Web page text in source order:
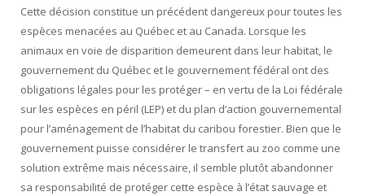
Cette décision constitue un précédent dangereux pour toutes les
espèces menacées au Québec et au Canada. Lorsque les
animaux en voie de disparition demeurent dans leur habitat, le
gouvernement du Québec et le gouvernement fédéral ont des
obligations légales pour les protéger – en vertu de la Loi fédérale
sur les espèces en péril (LEP) et du plan d’action gouvernemental
pour l’aménagement de l’habitat du caribou forestier. Bien que le
gouvernement puisse considérer le transfert au zoo comme une
solution extrême mais nécessaire, il semble plutôt abandonner
sa responsabilité de protéger cette espèce à l’état sauvage et